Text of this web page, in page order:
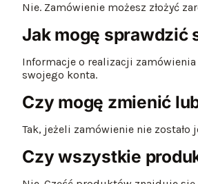
Nie. Zamówienie możesz złożyć
Jak mogę sprawdzić
Informacje o realizacji
swojego konta.
Czy mogę zmienić
Tak, jeżeli zamówienie nie
Czy wszystkie